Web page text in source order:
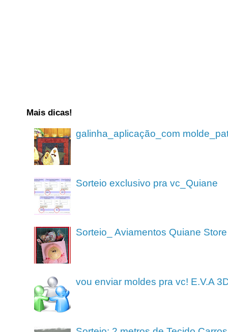
Mais dicas!
galinha_aplicação_com
Sorteio exclusivo pra vc_Quiane
Sorteio_ Aviamentos Quiane Store
vou enviar moldes pra vc! E.V.A